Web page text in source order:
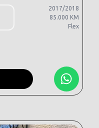
2017/2018
85.000 KM
Flex